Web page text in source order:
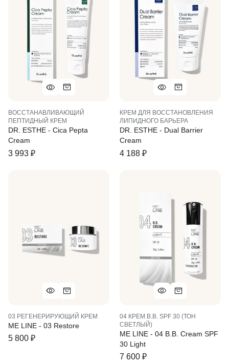
ВОССТАНАВЛИВАЮЩИЙ
ПЕПТИДНЫЙ КРЕМ
DR. ESTHE - Cica Pepta
Cream
3 993 ₽
КРЕМ ДЛЯ ВОССТАНОВЛЕНИЯ
ЛИПИДНОГО БАРЬЕРА
DR. ESTHE - Dual Barrier
Cream
4 188 ₽
03 РЕГЕНЕРИРУЮЩИЙ КРЕМ
ME LINE - 03 Restore
5 800 ₽
04 КРЕМ B.B. SPF 30 (ТОН
СВЕТЛЫЙ)
ME LINE - 04 B.B. Cream SPF
30 Light
7 600 ₽